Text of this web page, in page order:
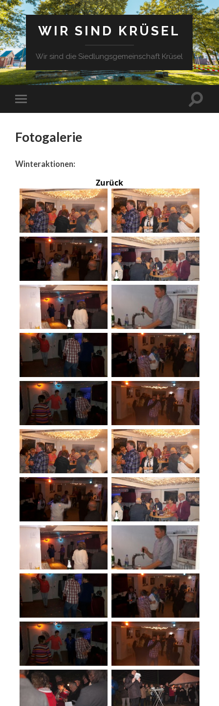
WIR SIND KRÜSEL
Wir sind die Siedlungsgemeinschaft Krüsel
Fotogalerie
Winteraktionen:
Zurück